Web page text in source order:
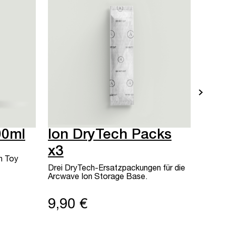
Toy
Ion DryTech Packs
x3
Drei DryTech-Ersatzpackungen für die
Arcwave Ion Storage Base.
9,90 €